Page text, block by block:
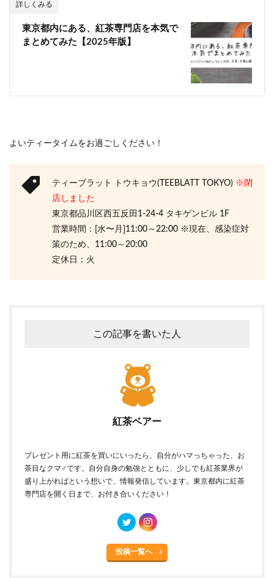
詳しくみる
東京都内にある、紅茶専門店を本気で
まとめてみた【2025年版】
よいティータイムをお過ごしください！
ティーブラット トウキョウ(TEEBLATT TOKYO) ※閉
店しました
東京都品川区西五反田1-24-4 タキゲンビル 1F
営業時間：[水〜月]11:00～22:00 ※現在、感染症対
策のため、11:00～20:00
定休日：火
この記事を書いた人
紅茶ベアー
プレゼント用に紅茶を買いにいったら、自分がハマっちゃった、お
茶目なクマ♂です。自分自身の勉強とともに、少しでも紅茶業界が
盛り上がればという想いで、情報発信しています。東京都内に紅茶
専門店を開く日まで、お付き合いください！
投稿一覧へ